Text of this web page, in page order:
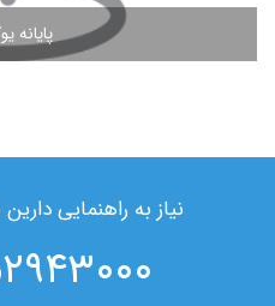
پایانه
مشاهده
نیاز به راهنمایی
۵۲۹۴۳۰۰۰